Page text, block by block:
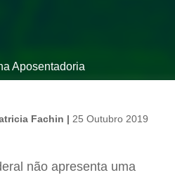
Aposentadoria
Fachin | 25 Outubro 2019
não apresenta uma